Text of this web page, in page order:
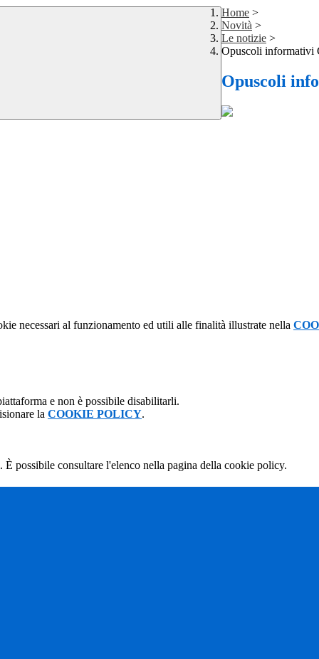
Home >
Novità >
Le notizie >
Opuscoli informativi
Opuscoli
necessari al funzionamento ed utili alle finalità illustrate nella
e non è possibile disabilitarli.
la COOKIE POLICY.
possibile consultare l'elenco nella pagina della cookie policy.